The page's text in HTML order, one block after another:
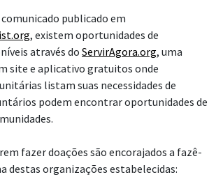
publicado em
, existem oportunidades de
através do ServirAgora.org, uma
site e aplicativo gratuitos onde
listam suas necessidades de
podem encontrar oportunidades de
fazer doações são encorajados a fazê-
destas organizações estabelecidas: